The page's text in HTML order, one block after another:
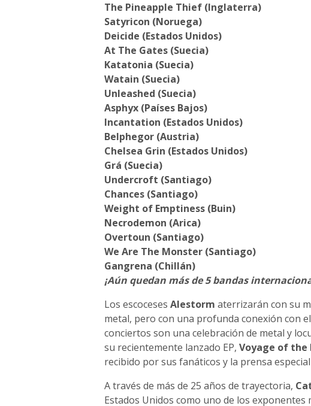
The Pineapple Thief (Inglaterra)
Satyricon (Noruega)
Deicide (Estados Unidos)
At The Gates (Suecia)
Katatonia (Suecia)
Watain (Suecia)
Unleashed (Suecia)
Asphyx (Países Bajos)
Incantation (Estados Unidos)
Belphegor (Austria)
Chelsea Grin (Estados Unidos)
Grá (Suecia)
Undercroft (Santiago)
Chances (Santiago)
Weight of Emptiness (Buin)
Necrodemon (Arica)
Overtoun (Santiago)
We Are The Monster (Santiago)
Gangrena (Chillán)
¡Aún quedan más de 5 bandas
Los escoceses Alestorm aterrizarán con su
metal, pero con una profunda conexión con
conciertos son una celebración de metal y
su recientemente lanzado EP, Voyage of the
recibido por sus fanáticos y la prensa
A través de más de 25 años de trayectoria,
Estados Unidos como uno de los exponentes